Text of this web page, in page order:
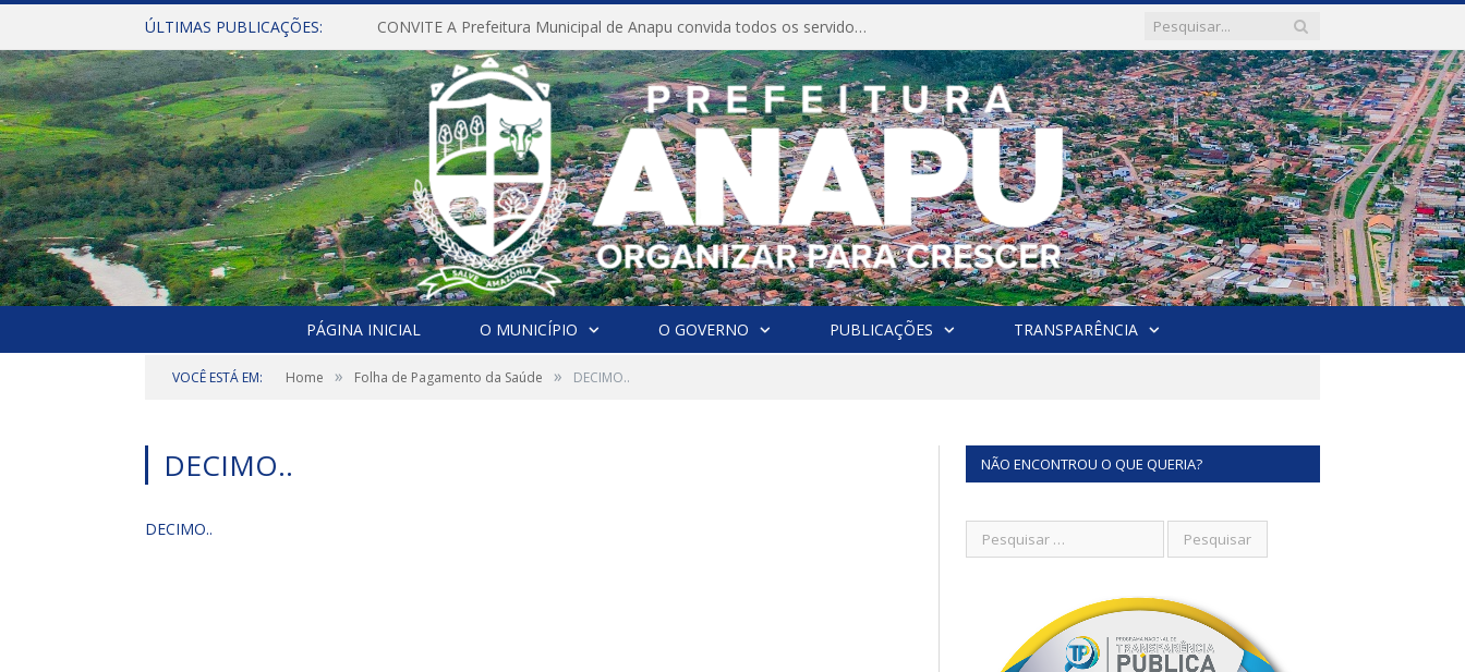
ÚLTIMAS PUBLICAÇÕES: CONVITE A Prefeitura Municipal de Anapu convida todos os servidores públicos municipais para participarem da Audiência Pública de discussão da Lei de Diretrizes Orçamentárias (LDO), importante instrumento de planejamento das ações e investimentos da Administração Pública para o próximo exercício financeiro.
PÁGINA INICIAL O MUNICÍPIO O GOVERNO PUBLICAÇÕES TRANSPARÊNCIA
VOCÊ ESTÁ EM: Home » Folha de Pagamento da Saúde » DECIMO..
DECIMO..
DECIMO..
NÃO ENCONTROU O QUE QUERIA?